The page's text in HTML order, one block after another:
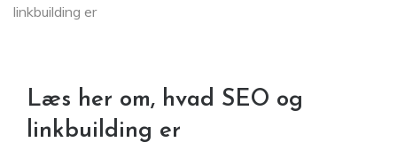
linkbuilding er
Læs her om, hvad SEO og
linkbuilding er